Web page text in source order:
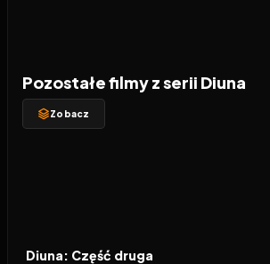
Pozostałe filmy z serii Diuna
Zobacz
FILM
Diuna: Część druga